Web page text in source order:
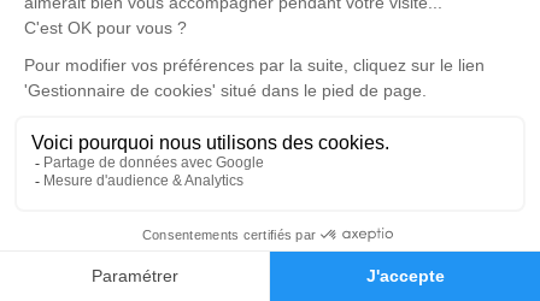
Faire-part Hommages
Un service de plantation d’arbre hommage est
disponible ici.
Je rends hommage
Cérémonie religieuse
Église Saint-Étienne de Saint-Saturnin-lès-Apt
Place de l'Église